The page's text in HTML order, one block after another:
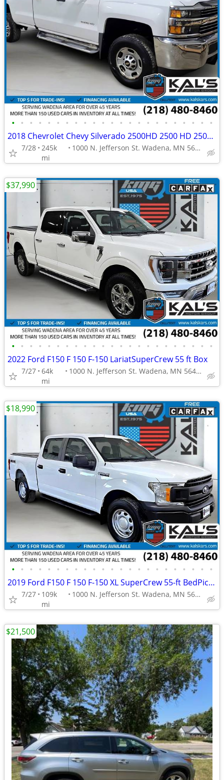
• • • • • • • • • • • • • • • • • • • • • • •
2018 Chevrolet Chevy Silverado 2500HD 2500 HD 2500-HD Work Truck Doubl
7/28 245k
mi
1000 N. Jefferson St. Wadena, MN 56482
• • • • • • • • • • • • • • • • • • • • • • •
2022 Ford F150 F 150 F-150 LariatSuperCrew 55 ft Box
7/27 64k
mi
1000 N. Jefferson St. Wadena, MN 56482
$37,990
• • • • • • • • • • • • • • • • • • • • • • •
2019 Ford F150 F 150 F-150 XL SuperCrew 55-ft BedPickup Truck
7/27
109k
mi
1000 N. Jefferson St. Wadena, MN 56482
$18,990
$21,500